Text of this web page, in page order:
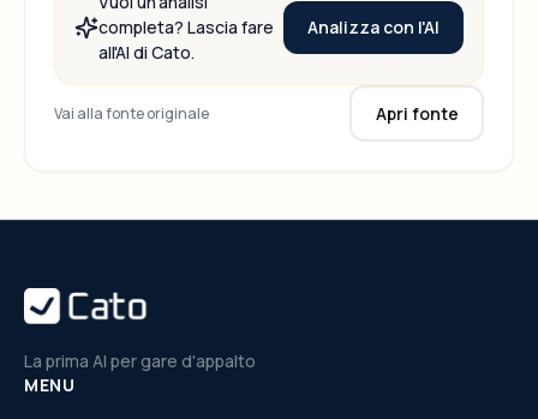
completa? Lascia fare
all'AI di Cato.
Analizza con l'AI
Vai alla fonte originale Apri fonte
La prima AI per gare d'appalto
MENU